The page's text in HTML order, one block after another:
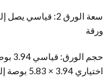
ورقة
اختياري 3.94 × 5.83 بوصة إلى 13 × 51.2 بوصة